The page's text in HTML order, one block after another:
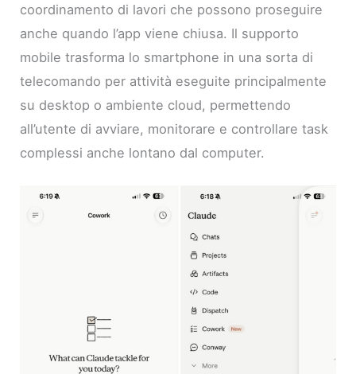
coordinamento di lavori che possono proseguire
anche quando l’app viene chiusa. Il supporto
mobile trasforma lo smartphone in una sorta di
telecomando per attività eseguite principalmente
su desktop o ambiente cloud, permettendo
all’utente di avviare, monitorare e controllare task
complessi anche lontano dal computer.